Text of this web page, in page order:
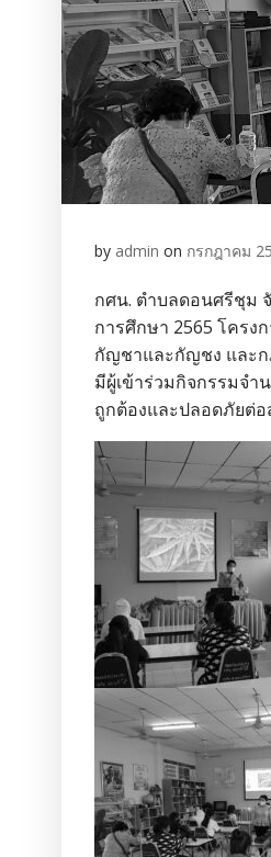
by admin on กรกฎาคม
กศน. ตำบลดอนศรีชุม
การศึกษา 2565 โครง
กัญชาและกัญชง และก
มีผู้เข้าร่วมกิจกรรมจ
ถูกต้องและปลอดภัยต่